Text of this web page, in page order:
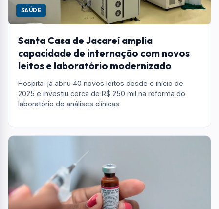
SAÚDE
Santa Casa de Jacareí amplia
capacidade de internação com novos
leitos e laboratório modernizado
Hospital já abriu 40 novos leitos desde o início de
2025 e investiu cerca de R$ 250 mil na reforma do
laboratório de análises clínicas